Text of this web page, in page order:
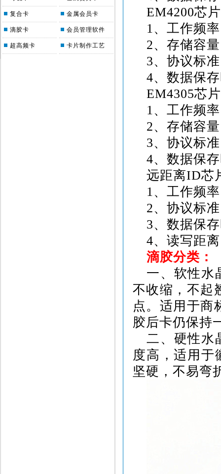
复合卡
滴胶卡
超高频卡
金属会员卡
会员管理软件
卡片制作工艺
EM4200芯片
1、工作频
2、存储容
3、协议标
4、数据保
EM4305芯片
1、工作频
2、存储容
3、协议标
4、数据保
远距离ID芯
1、工作频
2、协议标
3、数据保
4、读写距
滴胶分类：
一、软性水
不收缩，不起
点。适用于商
胶后卡仍保持
二、硬性水
度高，适用于
坚硬，不易弯